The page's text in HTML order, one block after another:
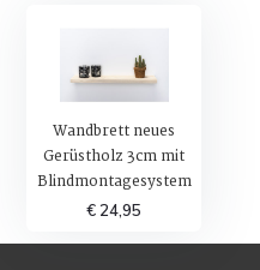
Wandbrett neues
Gerüstholz 3cm mit
Blindmontagesystem
€ 24,95